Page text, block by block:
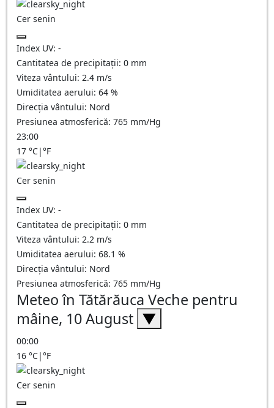
Cer senin
Index UV: -
Cantitatea de precipitații: 0 mm
Viteza vântului: 2.4 m/s
Umiditatea aerului: 64 %
Direcția vântului: Nord
Presiunea atmosferică: 765 mm/Hg
23:00
17 °C|°F
Cer senin
Index UV: -
Cantitatea de precipitații: 0 mm
Viteza vântului: 2.2 m/s
Umiditatea aerului: 68.1 %
Direcția vântului: Nord
Presiunea atmosferică: 765 mm/Hg
Meteo în Tătărăuca Veche pentru
mâine, 10 August ▼
00:00
16 °C|°F
Cer senin